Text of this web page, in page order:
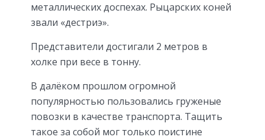
металлических доспехах. Рыцарских коней
звали «дестриэ».
Представители достигали 2 метров в
холке при весе в тонну.
В далёком прошлом огромной
популярностью пользовались груженые
повозки в качестве транспорта. Тащить
такое за собой мог только поистине